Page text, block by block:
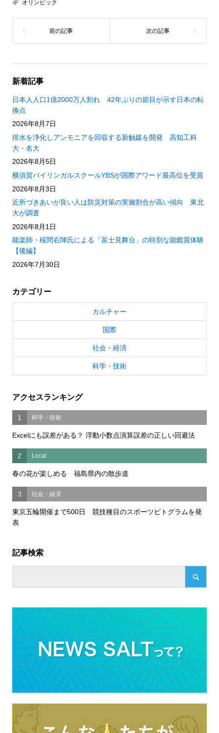
オリンピック
新着記事
日本人人口1億2000万人割れ 42年ぶりの節目が示す日本の転
換点
2026年8月7日
排水を浄化しアンモニアを回収する新触媒を開発 高知工科
大・名大
2026年8月5日
横須賀バイリンガルスクールYBSが国際アワード最高位を受賞
2026年8月3日
近所づきあいが良い人は防災対策の実施割合が高い傾向 東北
大が調査
2026年8月1日
能楽師・桜間右陣氏による「富士見舞台」の特別な能鑑賞体験
【後編】
2026年7月30日
カテゴリー
カルチャー
国際
社会・経済
科学・技術
アクセスランキング
1 科学・技術
Excelにも誤差がある？ 浮動小数点演算誤差の正しい回避法
2 Local
春の花が楽しめる 福島県内の散歩道
3 社会・経済
東京五輪開催まで500日 競技種目のスポーツピトグラムを発
表
記事検索